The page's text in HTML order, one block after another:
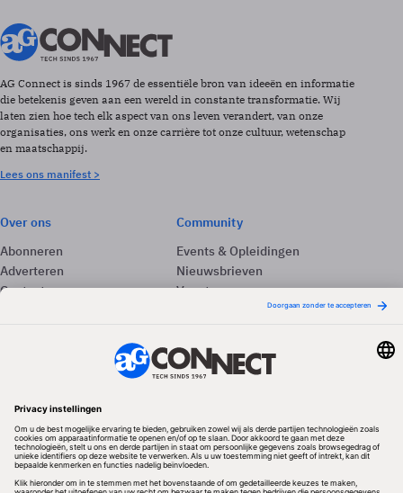
AG Connect is sinds 1967 de essentiële bron van ideeën en informatie
die betekenis geven aan een wereld in constante transformatie. Wij
laten zien hoe tech elk aspect van ons leven verandert, van onze
organisaties, ons werk en onze carrière tot onze cultuur, wetenschap
en maatschappij.
Lees ons manifest >
Over ons
Abonneren
Adverteren
Contact
Community
Events & Opleidingen
Nieuwsbrieven
Vacatures
Redactionele partner